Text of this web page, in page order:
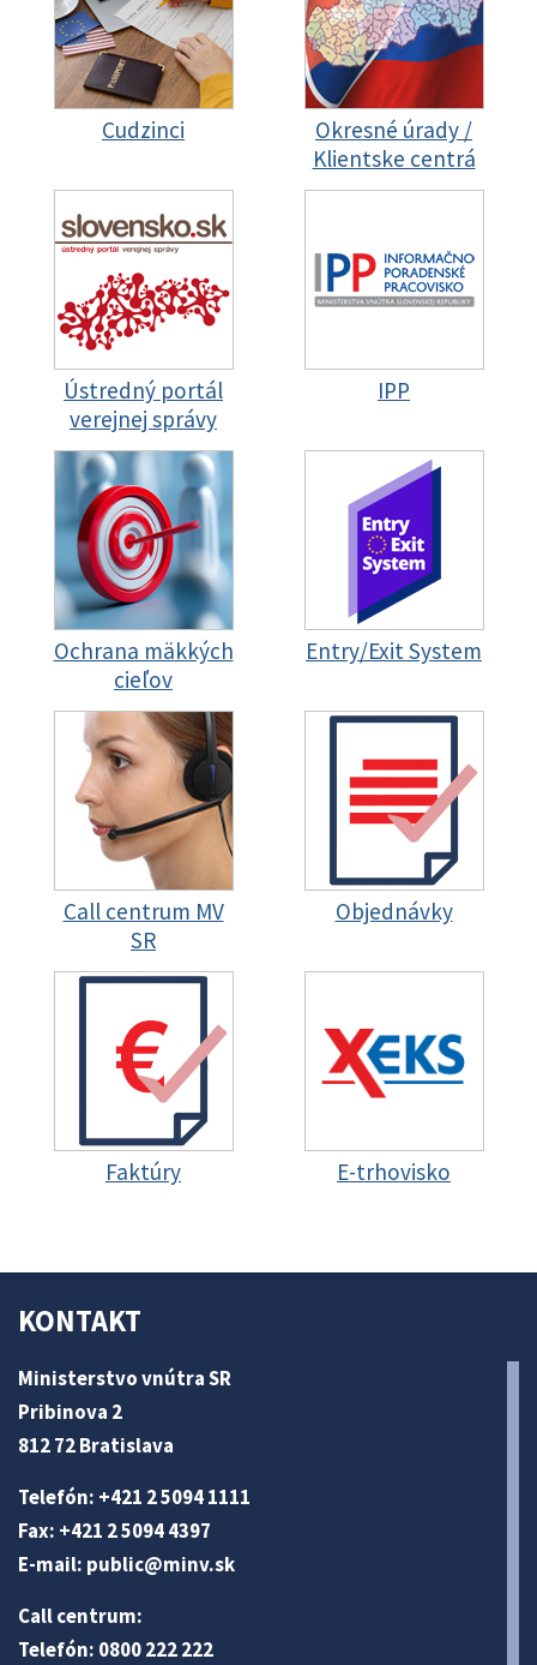
Cudzinci
Okresné úrady /
Klientske centrá
Ústredný portál
verejnej správy
IPP
Ochrana mäkkých
cieľov
Entry/Exit System
Call centrum MV
SR
Objednávky
Faktúry E-trhovisko
KONTAKT
Ministerstvo vnútra SR
Pribinova 2
812 72 Bratislava
Telefón: +421 2 5094 1111
Fax: +421 2 5094 4397
E-mail: public@minv.sk
Call centrum:
Telefón: 0800 222 222